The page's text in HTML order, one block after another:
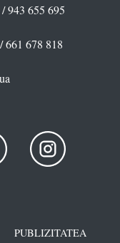
/ 943 655 695
661 678 818
PUBLIZITATEA